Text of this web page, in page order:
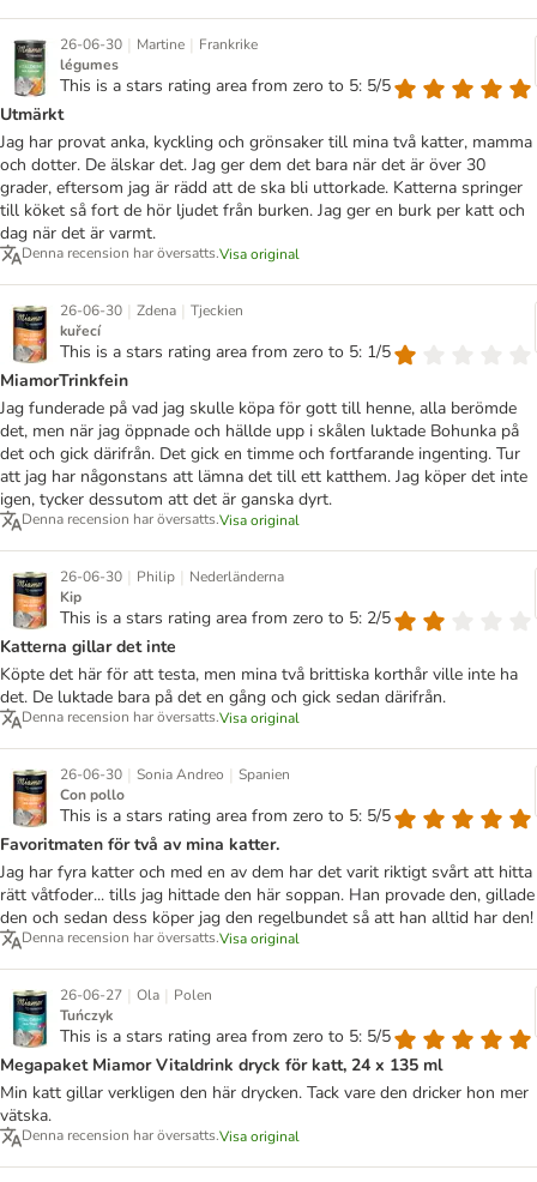
26-06-30 | Martine | Frankrike
légumes
This is a stars rating area from zero to 5: 5/5
Utmärkt
Jag har provat anka, kyckling och grönsaker till mina två katter, mamma
och dotter. De älskar det. Jag ger dem det bara när det är över 30
grader, eftersom jag är rädd att de ska bli uttorkade. Katterna springer
till köket så fort de hör ljudet från burken. Jag ger en burk per katt och
dag när det är varmt.
Denna recension har översatts.Visa original
26-06-30 | Zdena | Tjeckien
kuřecí
This is a stars rating area from zero to 5: 1/5
MiamorTrinkfein
Jag funderade på vad jag skulle köpa för gott till henne, alla berömde
det, men när jag öppnade och hällde upp i skålen luktade Bohunka på
det och gick därifrån. Det gick en timme och fortfarande ingenting. Tur
att jag har någonstans att lämna det till ett katthem. Jag köper det inte
igen, tycker dessutom att det är ganska dyrt.
Denna recension har översatts.Visa original
26-06-30 | Philip | Nederländerna
Kip
This is a stars rating area from zero to 5: 2/5
Katterna gillar det inte
Köpte det här för att testa, men mina två brittiska korthår ville inte ha
det. De luktade bara på det en gång och gick sedan därifrån.
Denna recension har översatts.Visa original
26-06-30 | Sonia Andreo | Spanien
Con pollo
This is a stars rating area from zero to 5: 5/5
Favoritmaten för två av mina katter.
Jag har fyra katter och med en av dem har det varit riktigt svårt att hitta
rätt våtfoder... tills jag hittade den här soppan. Han provade den, gillade
den och sedan dess köper jag den regelbundet så att han alltid har den!
Denna recension har översatts.Visa original
26-06-27 | Ola | Polen
Tuńczyk
This is a stars rating area from zero to 5: 5/5
Megapaket Miamor Vitaldrink dryck för katt, 24 x 135 ml
Min katt gillar verkligen den här drycken. Tack vare den dricker hon mer
vätska.
Denna recension har översatts.Visa original